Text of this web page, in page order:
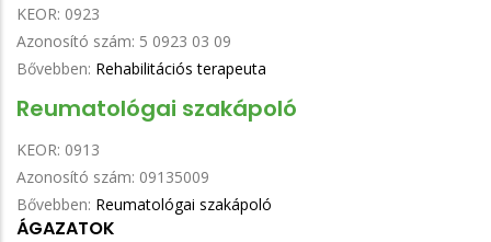
KEOR: 0923
Azonosító szám: 5 0923 03 09
Bővebben: Rehabilitációs terapeuta
Reumatológai szakápoló
KEOR: 0913
Azonosító szám: 09135009
Bővebben: Reumatológai szakápoló
ÁGAZATOK